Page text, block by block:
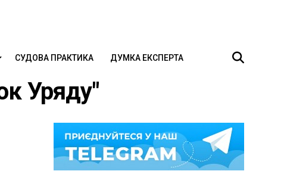
СУДОВА ПРАКТИКА ДУМКА ЕКСПЕРТА
Уряду"